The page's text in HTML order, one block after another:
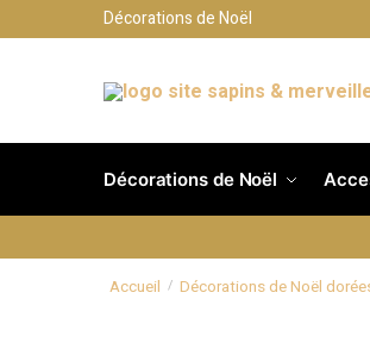
Décorations de Noël
Décorations de Noël
Accueil / Décorations de Noël